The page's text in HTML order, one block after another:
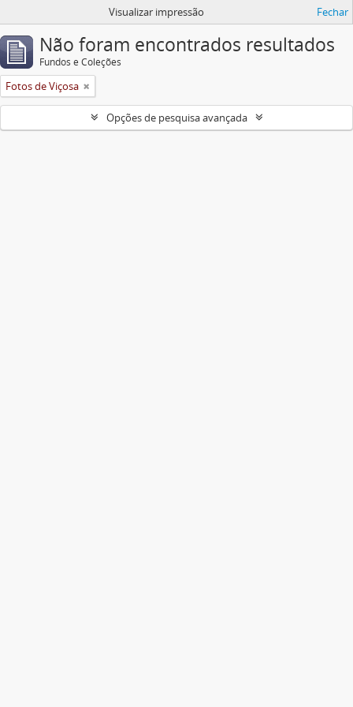
Visualizar impressão Fechar
Não foram encontrados resultados
Fundos e Coleções
Fotos de Viçosa
Opções de pesquisa avançada